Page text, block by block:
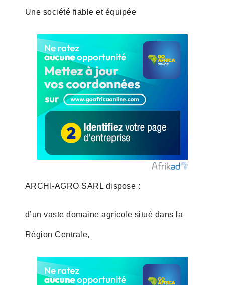
Une société fiable et équipée
ARCHI-AGRO SARL dispose :
d’un vaste domaine agricole situé dans la
Région Centrale,